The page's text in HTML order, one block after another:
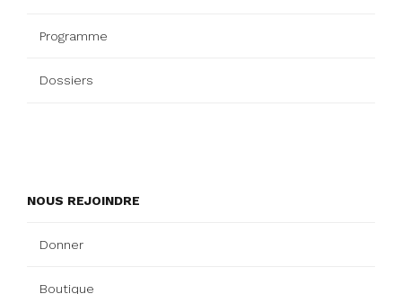
Programme
Dossiers
NOUS REJOINDRE
Donner
Boutique